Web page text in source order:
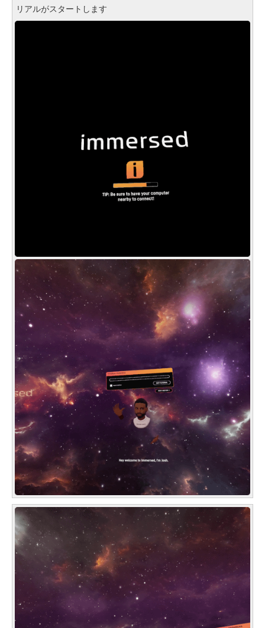
リアルがスタートします